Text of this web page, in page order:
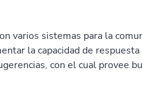
varios sistemas para la
la capacidad de
con el cual provee